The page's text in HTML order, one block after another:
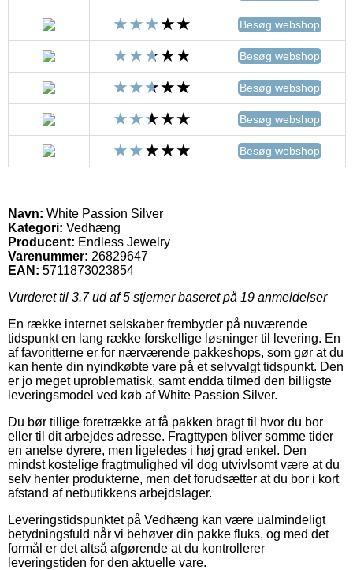
Besøg webshop
Besøg webshop
Besøg webshop
Besøg webshop
Besøg webshop
Navn: White Passion Silver
Kategori: Vedhæng
Producent: Endless Jewelry
Varenummer: 26829647
EAN: 5711873023854
Vurderet til 3.7ud af 5 stjerner baseret på 19 anmeldelser
En række internet selskaber frembyder på nuværende
tidspunkt en lang række forskellige løsninger til levering. En
af favoritterne er for nærværende pakkeshops, som gør at du
kan hente din nyindkøbte vare på et selvvalgt tidspunkt. Den
er jo meget uproblematisk, samt endda tilmed den billigste
leveringsmodel ved køb af White Passion Silver.
Du bør tillige foretrække at få pakken bragt til hvor du bor
eller til dit arbejdes adresse. Fragttypen bliver somme tider
en anelse dyrere, men ligeledes i høj grad enkel. Den
mindst kostelige fragtmulighed vil dog utvivlsomt være at du
selv henter produkterne, men det forudsætter at du bor i kort
afstand af netbutikkens arbejdslager.
Leveringstidspunktet på Vedhæng kan være ualmindeligt
betydningsfuld når vi behøver din pakke fluks, og med det
formål er det altså afgørende at du kontrollerer
leveringstiden for den aktuelle vare.